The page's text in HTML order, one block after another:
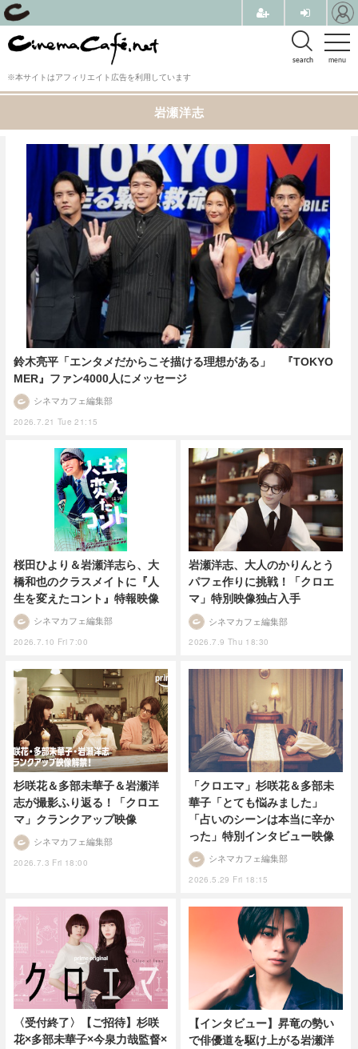
menu
search
※本サイトはアフィリエイト広告を利用しています
岩瀬洋志
鈴木亮平「エンタメだからこそ描ける理想がある」 『TOKYO
MER』ファン4000人にメッセージ
2026.7.21 Tue 21:15
シネマカフェ編集部
桜田ひより＆岩瀬洋志ら、大
橋和也のクラスメイトに『人
生を変えたコント』特報映像
2026.7.10 Fri 7:00
シネマカフェ編集部
岩瀬洋志、大人のかりんとう
パフェ作りに挑戦！「クロエ
マ」特別映像独占入手
2026.7.9 Thu 18:30
シネマカフェ編集部
杉咲花＆多部未華子＆岩瀬洋
志が撮影ふり返る！「クロエ
マ」クランクアップ映像
2026.7.3 Fri 18:00
シネマカフェ編集部
「クロエマ」杉咲花＆多部未
華子「とても悩みました」
「占いのシーンは本当に辛か
った」特別インタビュー映像
2026.5.29 Fri 18:15
シネマカフェ編集部
〈受付終了〉【ご招待】杉咲
花×多部未華子×今泉力哉監督×
【インタビュー】昇竜の勢い
で俳優道を駆け上がる岩瀬洋